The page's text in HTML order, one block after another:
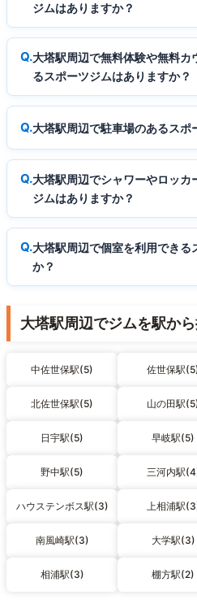
ジムはありますか？
大塔駅周辺で無料体験や無料カ
るスポーツジムはありますか？
大塔駅周辺で駐車場のあるスポ
大塔駅周辺でシャワーやロッカ
ジムはありますか？
大塔駅周辺で個室を利用できる
か？
大塔駅周辺でジムを駅か
中佐世保駅(5) 佐世保駅
北佐世保駅(5) 山の田駅
日宇駅(5) 早岐駅(5)
野中駅(5) 三河内駅
ハウステンボス駅(3) 上相浦駅
南風崎駅(3) 大学駅(3)
相浦駅(3) 棚方駅(2)